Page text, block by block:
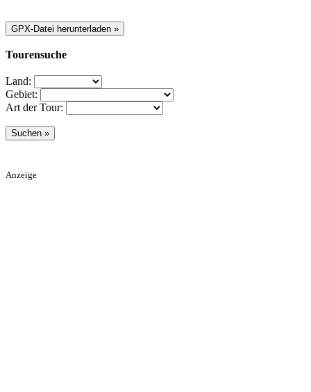
Tourensuche
Land:
Gebiet:
Art der Tour:
Anzeige